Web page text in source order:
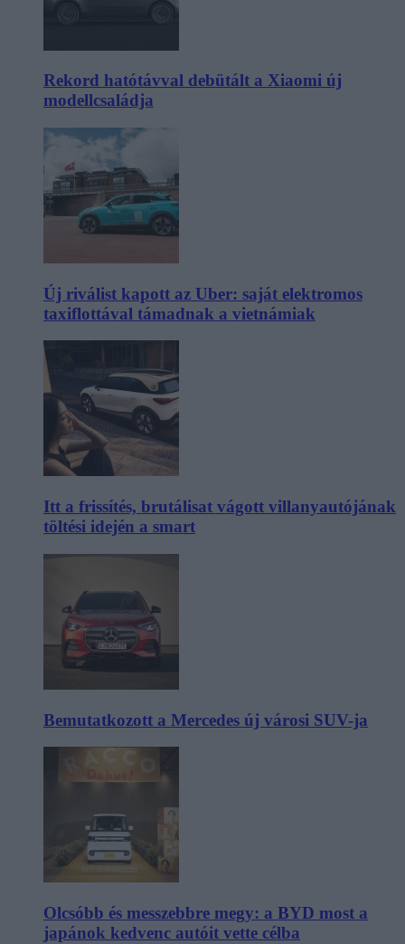
Rekord hatótávval debütált a Xiaomi új
modellcsaládja
Új riválist kapott az Uber: saját elektromos
taxiflottával támadnak a vietnámiak
Itt a frissítés, brutálisat vágott villanyautójának
töltési idején a smart
Bemutatkozott a Mercedes új városi SUV-ja
Olcsóbb és messzebbre megy: a BYD most a
japánok kedvenc autóit vette célba